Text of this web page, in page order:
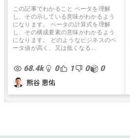
この記事でわかること ベータを理解
し、その示している意味がわかるよう
になります。 ベータの計算式を理解
し、その構成要素の意味がわかるよう
になります。 どのようなビジネスのベ
ータ値が高く、又は低くなる...
68.4k 0 1 0 0
熊谷 恵佑